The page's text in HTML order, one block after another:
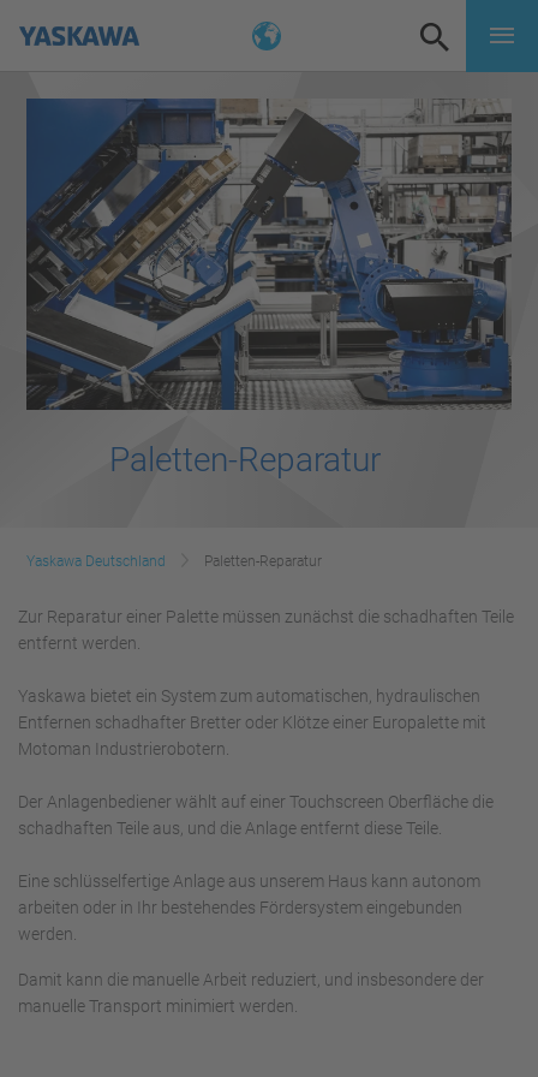
Paletten-Reparatur
Yaskawa Deutschland Paletten-Reparatur
Zur Reparatur einer Palette müssen zunächst die schadhaften Teile
entfernt werden.
Yaskawa bietet ein System zum automatischen, hydraulischen
Entfernen schadhafter Bretter oder Klötze einer Europalette mit
Motoman Industrierobotern.
Der Anlagenbediener wählt auf einer Touchscreen Oberfläche die
schadhaften Teile aus, und die Anlage entfernt diese Teile.
Eine schlüsselfertige Anlage aus unserem Haus kann autonom
arbeiten oder in Ihr bestehendes Fördersystem eingebunden
werden.
Damit kann die manuelle Arbeit reduziert, und insbesondere der
manuelle Transport minimiert werden.